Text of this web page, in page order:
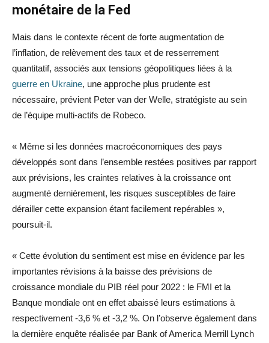
monétaire de la Fed
Mais dans le contexte récent de forte augmentation de
l’inflation, de relèvement des taux et de resserrement
quantitatif, associés aux tensions géopolitiques liées à la
guerre en Ukraine, une approche plus prudente est
nécessaire, prévient Peter van der Welle, stratégiste au sein
de l’équipe multi-actifs de Robeco.
« Même si les données macroéconomiques des pays
développés sont dans l’ensemble restées positives par rapport
aux prévisions, les craintes relatives à la croissance ont
augmenté dernièrement, les risques susceptibles de faire
dérailler cette expansion étant facilement repérables »,
poursuit-il.
« Cette évolution du sentiment est mise en évidence par les
importantes révisions à la baisse des prévisions de
croissance mondiale du PIB réel pour 2022 : le FMI et la
Banque mondiale ont en effet abaissé leurs estimations à
respectivement -3,6 % et -3,2 %. On l’observe également dans
la dernière enquête réalisée par Bank of America Merrill Lynch